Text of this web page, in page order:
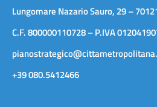
Lungomare Nazario Sauro, 29 –
C.F. 800000110728 – P.IVA
+39 080.5412466